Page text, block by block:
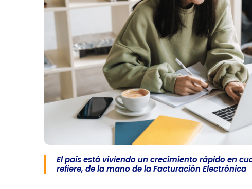
El país está viviendo un crecimiento rápido en
refiere, de la mano de la Facturación Electrónica